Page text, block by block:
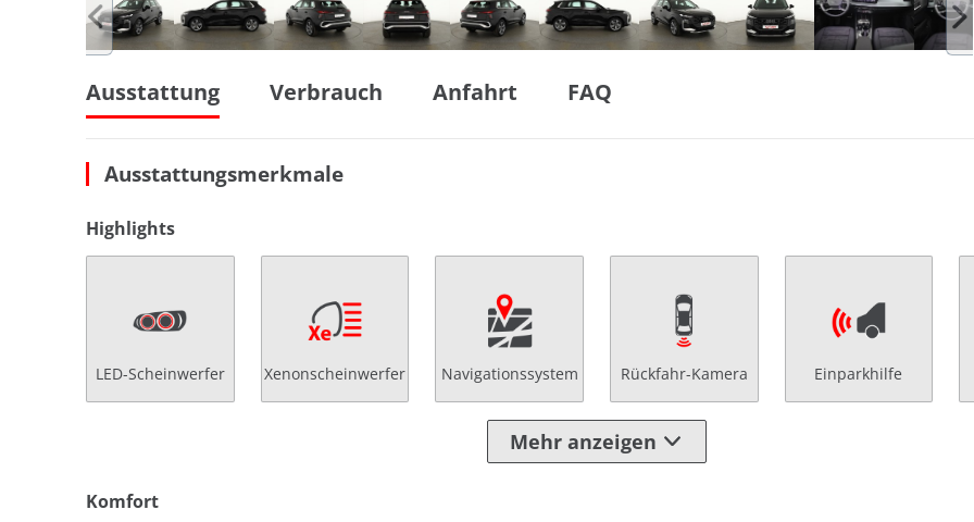
Ausstattung Verbrauch Anfahrt FAQ
Ausstattungsmerkmale
Highlights
LED-Scheinwerfer Xenonscheinwerfer Navigationssystem Rückfahr-Kamera Einparkhilfe
Mehr anzeigen
Komfort